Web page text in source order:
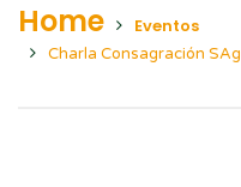
Home Eventos
Charla Consagración